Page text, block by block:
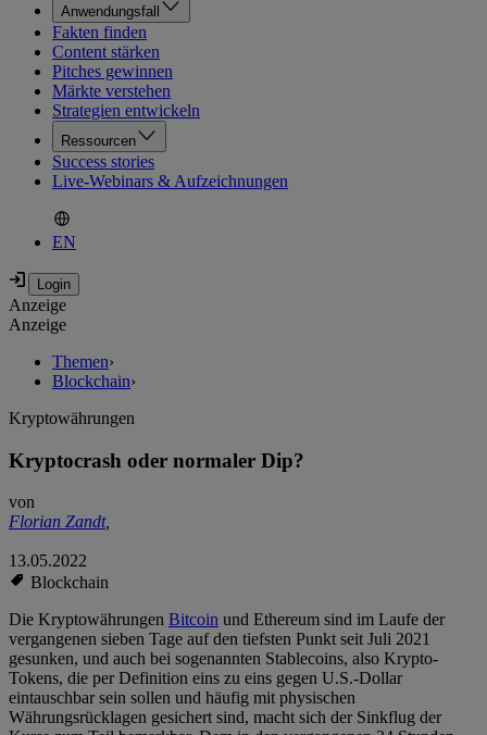
Anwendungsfall
Fakten finden
Content stärken
Pitches gewinnen
Märkte verstehen
Strategien entwickeln
Ressourcen
Success stories
Live-Webinars & Aufzeichnungen
EN
Anzeige
Anzeige
Themen›
Blockchain›
Kryptowährungen
Kryptocrash oder normaler Dip?
von
Florian Zandt,
13.05.2022
Blockchain
Die Kryptowährungen Bitcoin und Ethereum sind im Laufe der
vergangenen sieben Tage auf den tiefsten Punkt seit Juli 2021
gesunken, und auch bei sogenannten Stablecoins, also Krypto-
Tokens, die per Definition eins zu eins gegen U.S.-Dollar
eintauschbar sein sollen und häufig mit physischen
Währungsrücklagen gesichert sind, macht sich der Sinkflug der